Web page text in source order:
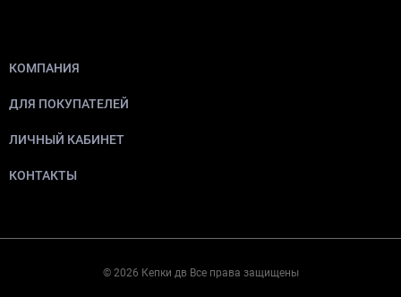
КОМПАНИЯ
ДЛЯ ПОКУПАТЕЛЕЙ
ЛИЧНЫЙ КАБИНЕТ
КОНТАКТЫ
© 2026 Кепки дв Все права защищены